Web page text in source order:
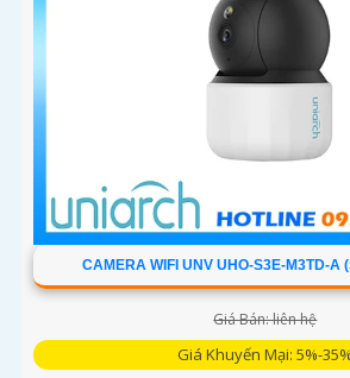
CAMERA WIFI UNV UHO-S3E-M3TD-A
Giá Bán: liên hệ
Giá Khuyến Mại: 5%-35%